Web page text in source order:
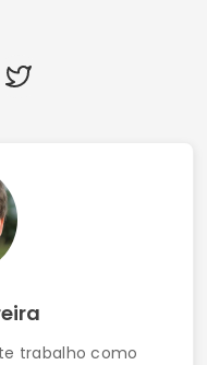
trabalho como